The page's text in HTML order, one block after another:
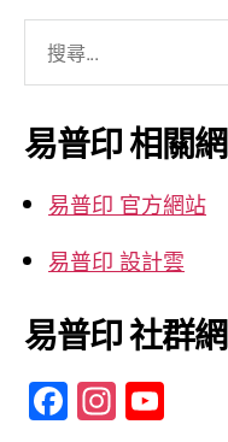
關
鍵
字:
易普印 相關
易普印 官方網站
易普印 設計雲
易普印 社群
F In